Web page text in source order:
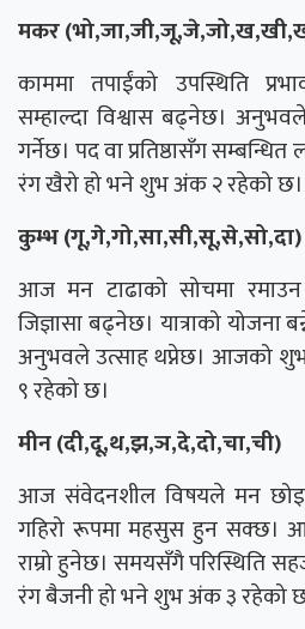
मकर
काममा तपाईंको उपस्थिति
सम्हाल्दा विश्वास बढ्नेछ।
गर्नेछ। पद वा प्रतिष्ठासँग
रंग खैरो हो भने शुभ अंक २ रहेको छ।
कुम्भ (गू,गे,गो,सा,सी,सू,से,सो,दा)
आज मन टाढाको सोचमा
जिज्ञासा बढ्नेछ। यात्राको योजना
अनुभवले उत्साह थप्नेछ। आजको
९ रहेको छ।
मीन (दी,दू,थ,झ,ञ,दे,दो,चा,ची)
आज संवेदनशील विषयले मन
गहिरो रूपमा महसुस हुन सक्छ।
राम्रो हुनेछ। समयसँगै परिस्थिति
रंग बैजनी हो भने शुभ अंक ३ रहेको